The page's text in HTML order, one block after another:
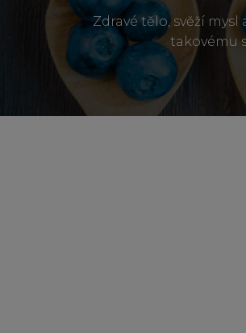
Zdravé tělo, svěží
takovému